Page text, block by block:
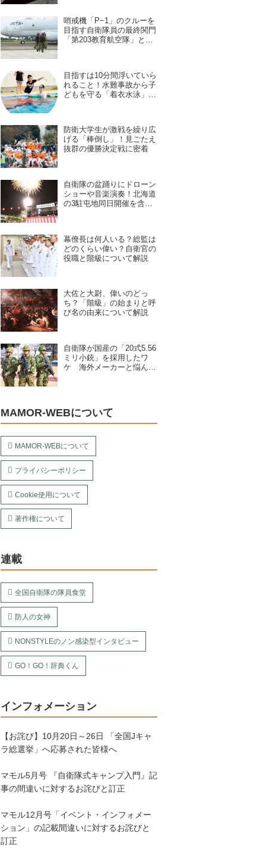
哨戒機「P−1」のクルーを
目指す自衛隊員の最終関門
「第203教育航空隊」と
目指すは10分間浮いていら
れること！水難事故から子
どもを守る「着衣水泳」の
防衛大学生が激戦を繰り広
げる「棒倒し」！見ごたえ
抜群の優勝決定戦に密着
自衛隊の盆踊りにドローン
ショーや音楽演奏！北海道
の3駐屯地同日開催を含
幕僚長は何人いる？総監は
どのくらい偉い？自衛官の
役職と階級について解説
大佐と大尉、偉いのどっ
ち？「階級」の始まりと呼
び名の由来について解説
自衛隊が国産の「20式5.56
ミリ小銃」を採用したワ
ケ 海外メーカーと悩んで
MAMOR-WEBについて
MAMOR-WEBについて
プライバシーポリシー
Cookie使用について
著作権について
連載
全国自衛隊の隊員食堂
防人の女神
NONSTYLEのノン感染型インタビュー
GO！GO！辞典くん
インフォメーション
【お詫び】10月20日～26日 「全国Jキャ
ラ総選挙」へ応募された皆様へ
マモル5月号 『自衛隊式キャンプ入門』記
事の間違いに対するお詫びと訂正
マモル12月号「イベント・インフォメー
ション」の記載間違いに対するお詫びと
訂正